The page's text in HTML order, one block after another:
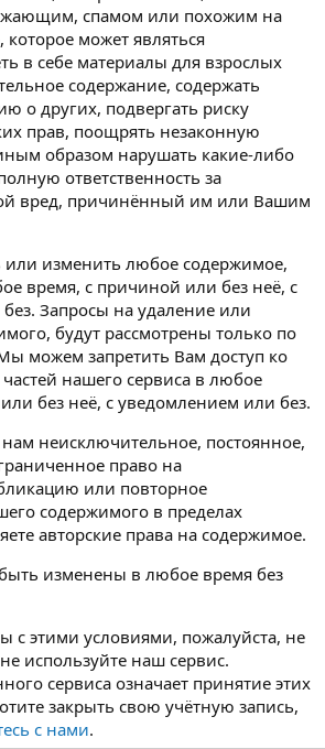
спамом или похожим на
может являться
в себе материалы для взрослых
содержание, содержать
о других, подвергать риску
прав, поощрять незаконную
образом нарушать какие-либо
ответственность за
вред, причинённый им или Вашим
изменить любое содержимое,
время, с причиной или без неё, с
Запросы на удаление или
будут рассмотрены только по
можем запретить Вам доступ ко
нашего сервиса в любое
без неё, с уведомлением или без.
неисключительное, постоянное,
право на
или повторное
содержимого в пределах
авторские права на содержимое.
изменены в любое время без
с этими условиями, пожалуйста, не
используйте наш сервис.
сервиса означает принятие этих
закрыть свою учётную запись,
с нами.